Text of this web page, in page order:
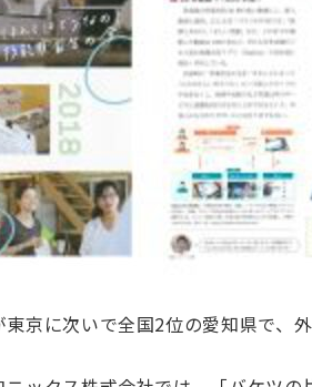
京に次いで全国2位の愛知県で、